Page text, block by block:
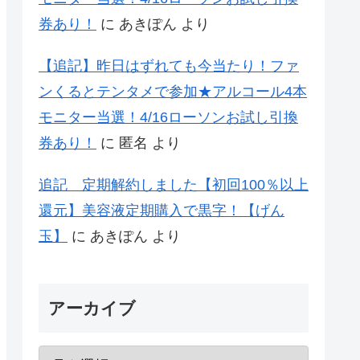
券あり！
に あきぽん より
【追記】昨日はずれても今当たり！ファ
ンくるとテンタメで参加★アルコール4本
モニター当選！4/16ローソンお試し引換
券あり！
に 匿名 より
追記 定期解約しました【初回100％以上
還元】美容液定期購入で黒字！【げん
玉】
に あきぽん より
アーカイブ